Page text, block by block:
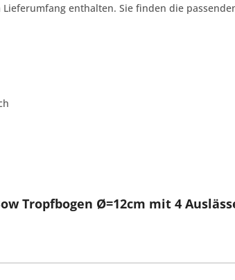
enthalten. Sie finden die
Tropfbogen Ø=12cm mit 4